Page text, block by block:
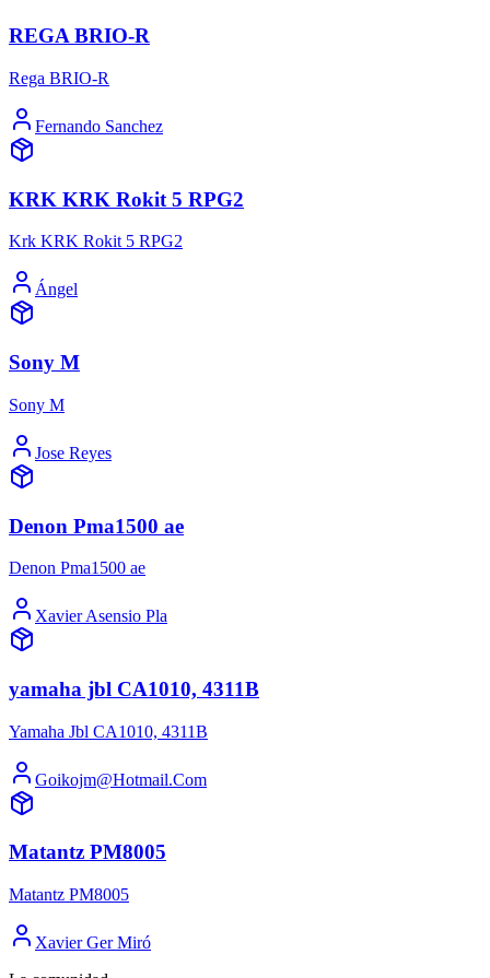
REGA BRIO-R
Rega BRIO-R
Fernando Sanchez
KRK KRK Rokit 5 RPG2
Krk KRK Rokit 5 RPG2
Ángel
Sony M
Sony M
Jose Reyes
Denon Pma1500 ae
Denon Pma1500 ae
Xavier Asensio Pla
yamaha jbl CA1010, 4311B
Yamaha Jbl CA1010, 4311B
Goikojm@Hotmail.Com
Matantz PM8005
Matantz PM8005
Xavier Ger Miró